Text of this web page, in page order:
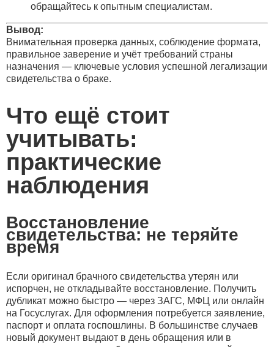
обращайтесь к опытным специалистам.
Вывод:
Внимательная проверка данных, соблюдение формата,
правильное заверение и учёт требований страны
назначения — ключевые условия успешной легализации
свидетельства о браке.
Что ещё стоит
учитывать:
практические
наблюдения
Восстановление
свидетельства: не теряйте
время
Если оригинал брачного свидетельства утерян или
испорчен, не откладывайте восстановление. Получить
дубликат можно быстро — через ЗАГС, МФЦ или онлайн
на Госуслугах. Для оформления потребуется заявление,
паспорт и оплата госпошлины. В большинстве случаев
новый документ выдают в день обращения или в